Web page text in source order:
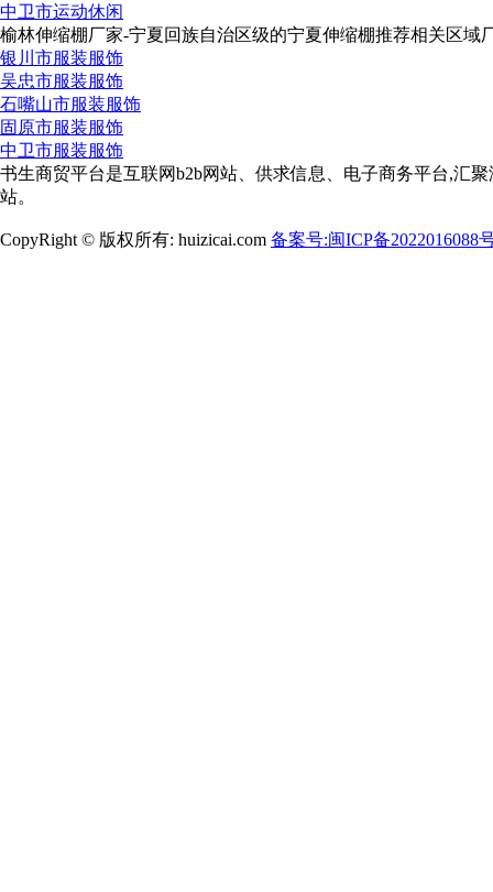
中卫市运动休闲
榆林伸缩棚厂家-宁夏回族自治区级的宁夏伸缩棚推荐相关区域
银川市服装服饰
吴忠市服装服饰
石嘴山市服装服饰
固原市服装服饰
中卫市服装服饰
书生商贸平台是互联网b2b网站、供求信息、电子商务平台,汇
站。
CopyRight © 版权所有: huizicai.com 备案号:闽ICP备2022016088